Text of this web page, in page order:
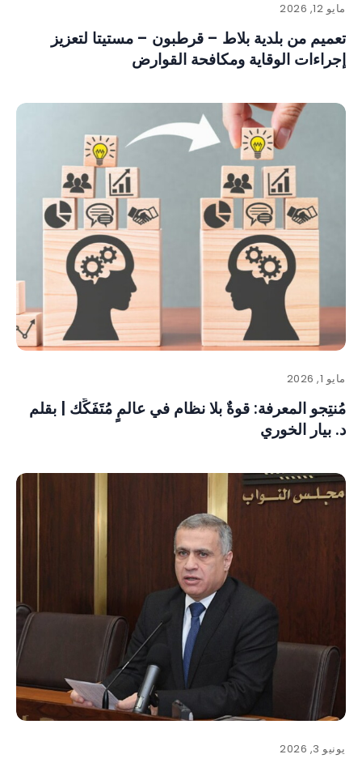
مايو 12, 2026
تعميم من بلدية بلاط – قرطبون – مستيتا لتعزيز
إجراءات الوقاية ومكافحة القوارض
مايو 1, 2026
مُنتِجو المعرفة: قوةٌ بلا نظام في عالمٍ مُتَفَكِّك | بقلم
د. بيار الخوري
يونيو 3, 2026